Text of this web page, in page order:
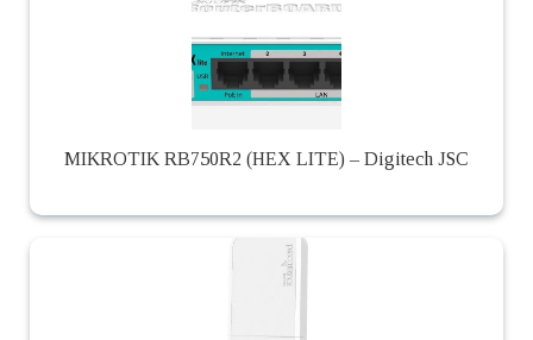
MIKROTIK RB750R2 (HEX LITE) – Digitech JSC